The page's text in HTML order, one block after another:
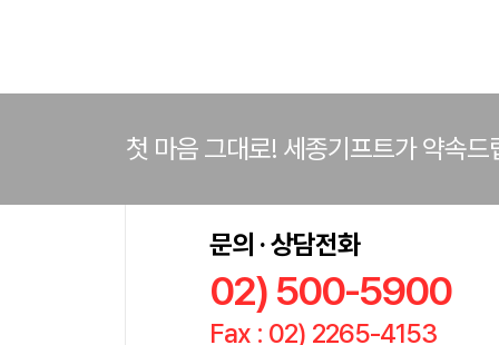
첫 마음 그대로! 세종기프트가 약속드
문의 · 상담전화
02) 500-5900
Fax : 02) 2265-4153